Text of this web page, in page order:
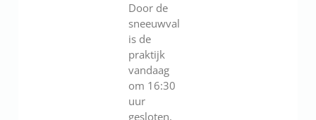
Door de
sneeuwval
is de
praktijk
vandaag
om 16:30
uur
gesloten.